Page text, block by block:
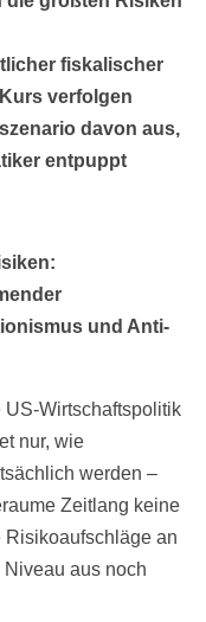
fiskalischer
verfolgen
davon aus,
entpuppt
und Anti-
US-Wirtschaftspolitik
nur, wie
werden –
Zeitlang keine
Risikoaufschläge an
aus noch